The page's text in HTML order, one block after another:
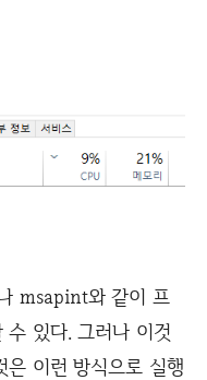
msapint와 같이 프
수 있다. 그러나 이것
이런 방식으로 실행